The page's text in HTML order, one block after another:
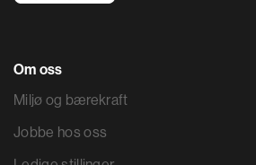
Om oss
Miljø og bærekraft
Jobbe hos oss